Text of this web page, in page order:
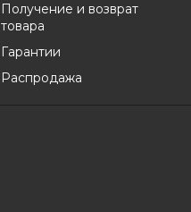
Получение и возврат
товара
Гарантии
Распродажа